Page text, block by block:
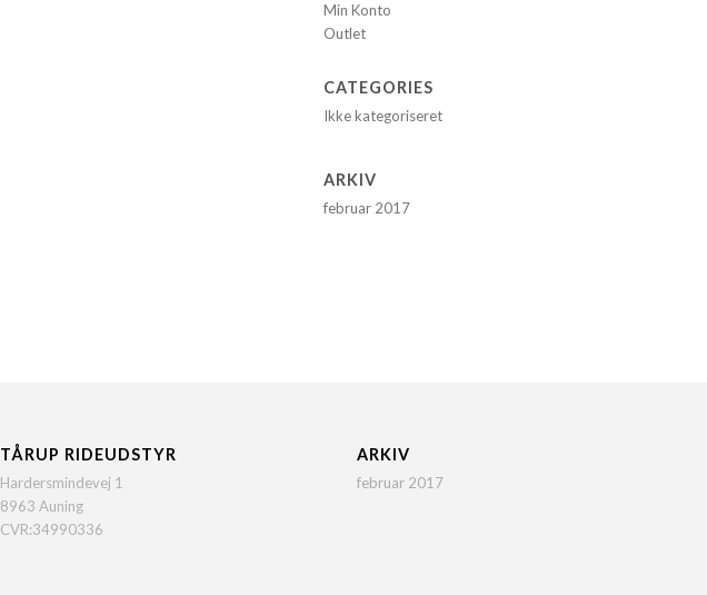
Min Konto
Outlet
CATEGORIES
Ikke kategoriseret
ARKIV
februar 2017
TÅRUP RIDEUDSTYR
Hardersmindevej 1
8963 Auning
CVR:34990336
ARKIV
februar 2017